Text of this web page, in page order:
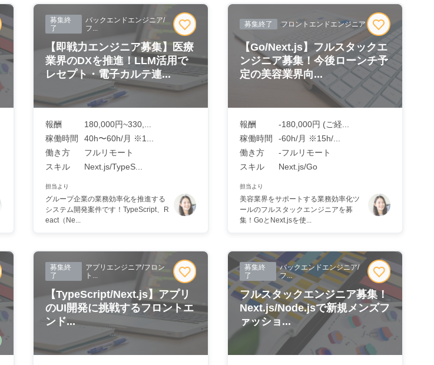
募集終
了
バックエンドエンジニア/
フ...
【即戦力エンジニア募集】医療
業界のDXを推進！LLM活用で
レセプト・電子カルテ連...
報酬
180,000円~330,...
稼働時間
40h〜60h/月 ※1...
働き方
フルリモート
スキル
Next.js/TypeS...
担当より
グループ企業の業務効率化を推進する
システム開発案件です！TypeScript、R
eact（Ne...
募集終了 フロントエンドエンジニア
【Go/Next.js】フルスタックエ
ンジニア募集！今後ローンチ予
定の美容業界向...
報酬
-180,000円 (ご経...
稼働時間
-60h/月 ※15h/...
働き方
-フルリモート
スキル
Next.js/Go
担当より
美容業界をサポートする業務効率化ツ
ールのフルスタックエンジニアを募
集！GoとNext.jsを使...
募集終
了
アプリエンジニア/フロン
ト...
【TypeScript/Next.js】アプリ
のUI開発に挑戦するフロントエ
ンド...
募集終
了
バックエンドエンジニア/
フ...
フルスタックエンジニア募集！
Next.js/Node.jsで新規メンズフ
ァッショ...